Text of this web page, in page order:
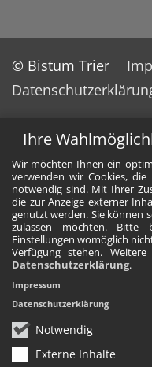
Ihre
Wir möchten Ihnen ein
verwenden wir Cookies,
notwendig sind. Mit Ihrer
die zur Anzeige externer
genutzt werden. Sie können
zulassen möchten. Bitte
Einstellungen womöglich
Verfügung stehen.
Datenschutzerklärung.
Notwendig
Externe Inhalte
Impressum
Datenschutzerklärung
© Bistum Trier